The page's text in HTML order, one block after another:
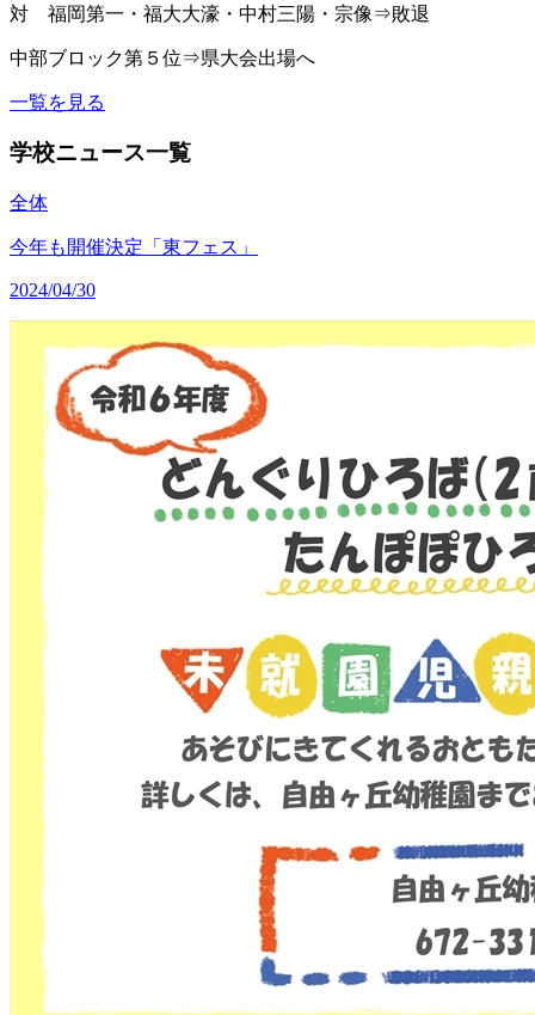
対 福岡第一・福大大濠・中村三陽・宗像⇒敗退
中部ブロック第５位⇒県大会出場へ
一覧を見る
学校ニュース一覧
全体
今年も開催決定「東フェス」
2024/04/30